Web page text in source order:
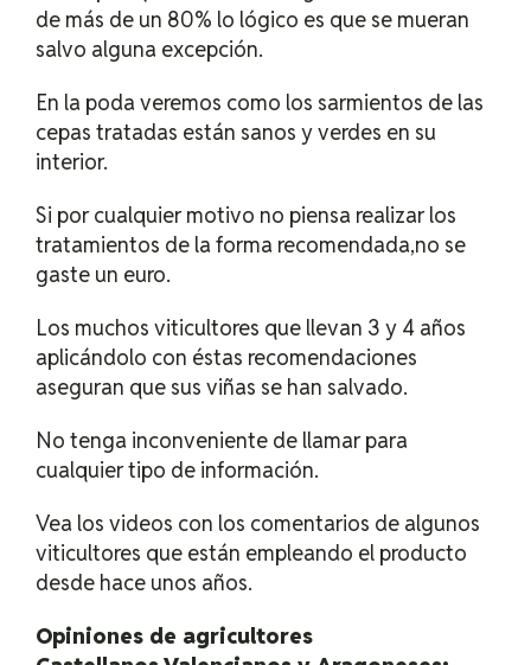
de más de un 80% lo lógico es que se mueran
salvo alguna excepción.
En la poda veremos como los sarmientos de las
cepas tratadas están sanos y verdes en su
interior.
Si por cualquier motivo no piensa realizar los
tratamientos de la forma recomendada,no se
gaste un euro.
Los muchos viticultores que llevan 3 y 4 años
aplicándolo con éstas recomendaciones
aseguran que sus viñas se han salvado.
No tenga inconveniente de llamar para
cualquier tipo de información.
Vea los videos con los comentarios de algunos
viticultores que están empleando el producto
desde hace unos años.
Opiniones de agricultores